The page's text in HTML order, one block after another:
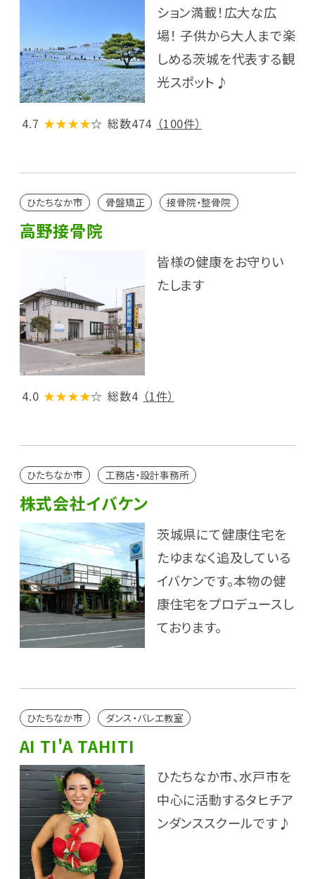
ション満載！広大な広
場！ 子供から大人まで楽
しめる茨城を代表する観
光スポット♪
4.7 ★★★★☆ 総数474 （100件）
ひたちなか市 骨盤矯正 接骨院・整骨院
高野接骨院
皆様の健康をお守りい
たします
4.0 ★★★★☆ 総数4 （1件）
ひたちなか市 工務店・設計事務所
株式会社イバケン
茨城県にて健康住宅を
たゆまなく追及している
イバケンです。本物の健
康住宅をプロデュースし
ております。
ひたちなか市 ダンス・バレエ教室
AI TI'A TAHITI
ひたちなか市、水戸市を
中心に活動するタヒチア
ンダンススクールです♪